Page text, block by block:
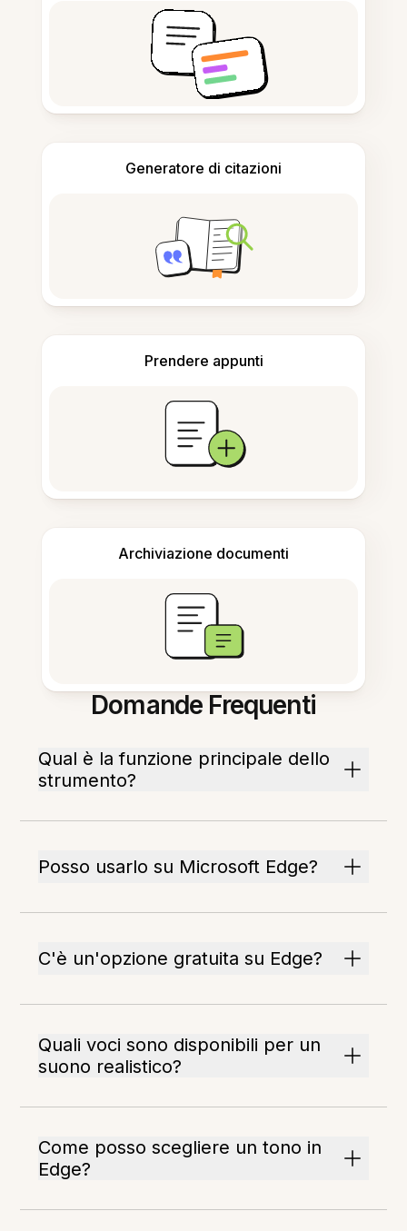
Generatore di citazioni
Prendere appunti
Archiviazione documenti
Domande Frequenti
Qual è la funzione principale dello
strumento?
Posso usarlo su Microsoft Edge?
C'è un'opzione gratuita su Edge?
Quali voci sono disponibili per un
suono realistico?
Come posso scegliere un tono in
Edge?